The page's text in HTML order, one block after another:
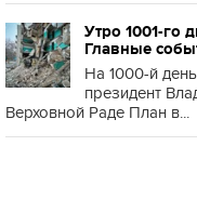
Утро 1001-го
Главные
На 1000-й
президент
Верховной Раде План в...